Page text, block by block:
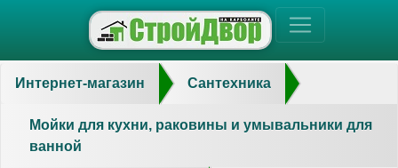
Интернет-магазин Сантехника
Мойки для кухни, раковины и умывальники для
ванной